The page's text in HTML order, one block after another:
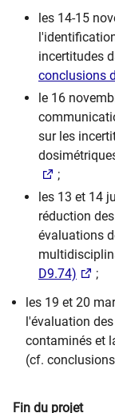
les 14-15
incertitudes
conclusions
le 16
sur les
;
les 13 et 14
réduction
évaluations
D9.74)
;
les 19 et 20
l'évaluation
contaminés et
(cf.
Fin du projet